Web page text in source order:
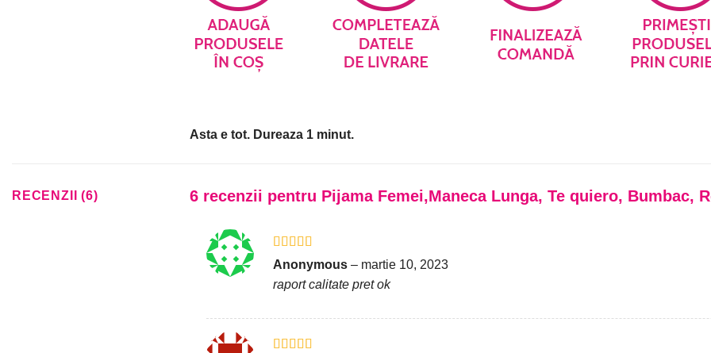
Asta e tot. Dureaza 1 minut.
RECENZII (6) 6 recenzii pentru Pijama Femei,Maneca Lunga, Te quiero, Bumbac,
Evaluat la5
din 5
Anonymous – martie 10, 2023
raport calitate pret ok